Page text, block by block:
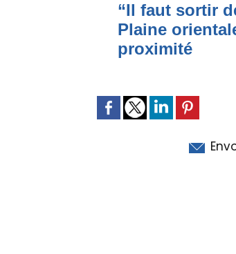
“Il faut sortir
Plaine
proximité